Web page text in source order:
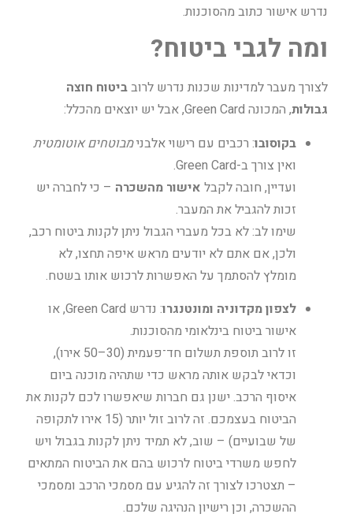
נדרש אישור כתוב מהסוכנות.
ומה לגבי ביטוח?
לצורך מעבר למדינות שכנות נדרש לרובביטוח חוצה
גבולות, המכונה Green Card, אבל יש יוצאים מהכלל:
בקוסובו: רכבים עם רישוי אלבנימבוטחים אוטומטית
ואין צורך ב-Green Card.
ועדיין, חובה לקבל אישור מהשכרה – כי לחברה יש
זכות להגביל את המעבר.
שימו לב: לא בכל מעברי הגבול ניתן לקנות ביטוח רכב,
ולכן, אם אתם לא יודעים מראש איפה תחצו, לא
מומלץ להסתמך על האפשרות לרכוש אותו בשטח.
לצפון מקדוניה ומונטנגרו
: נדרש Green Card, או
אישור ביטוח בינלאומי מהסוכנות.
זו לרוב תוספת תשלום חד־פעמית (30–50 אירו),
וכדאי לבקש אותה מראש כדי שתהיה מוכנה ביום
איסוף הרכב. ישנן גם חברות שיאפשרו לכם לקנות את
הביטוח בעצמכם. זה לרוב זול יותר (15 אירו לתקופה
של שבועיים) – שוב, לא תמיד ניתן לקנות בגבול ויש
לחפש משרדי ביטוח לרכוש בהם את הביטוח המתאים
– תצטרכו לצורך זה להגיע עם מסמכי הרכב ומסמכי
ההשכרה, וכן רישיון הנהיגה שלכם.